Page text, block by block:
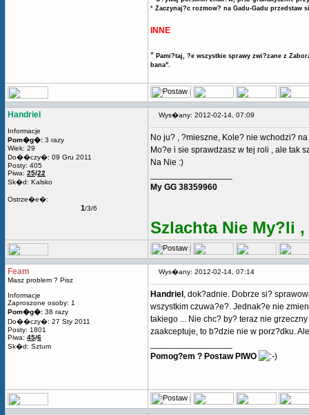
* Zaczynaj?c rozmow? na Gadu-Gadu
INNE
* Pami?taj, ?e wszystkie sprawy zwi?zane z
bana".
Handriel
Informacje
Pom�g�: 3 razy
Wiek: 29
Do��czy�: 09 Gru 2011
Posty: 405
Piwa: 25/22
Sk�d: Kalsko
Ostrze�e�:
1/3/6
Wys�any: 2012-02-14, 07:09
No ju? , ?mieszne, Kole? nie wchodzi?
Mo?e i sie sprawdzasz w tej roli , ale tak
Na Nie :)
My GG 38359960
Szlachta Nie My?li
Feam
Masz problem ? Pisz
Informacje
Zaproszone osoby: 1
Pom�g�: 38 razy
Do��czy�: 27 Sty 2011
Posty: 1801
Piwa: 45/6
Sk�d: Sztum
Wys�any: 2012-02-14, 07:14
Handriel , dok?adnie. Dobrze si?
wszystkim czuwa?e?. Jednak?e nie
takiego ... Nie chc? by? teraz nie
zaakceptuje, to b?dzie nie w porz?dku.
Pomog?em ? Postaw PIWO